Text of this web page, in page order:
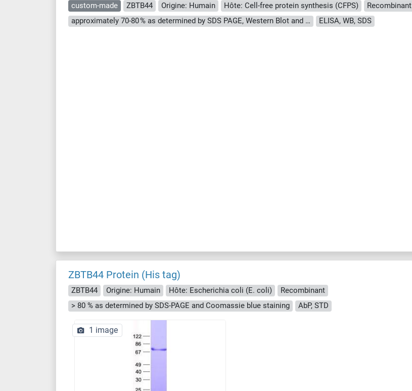
custom-made ZBTB44 Origine: Humain Hôte: Cell-free protein synthesis (CFPS)
Recombinant
approximately 70-80 % as determined by SDS PAGE, Western Blot and analytical SEC (HPLC).
ELISA, WB, SDS
ZBTB44 Protein (His tag)
ZBTB44 Origine: Humain Hôte: Escherichia coli (E. coli)
Recombinant
> 80 % as determined by SDS-PAGE and Coomassie blue staining
AbP, STD
1 image